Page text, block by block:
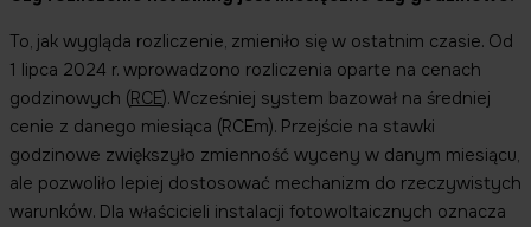
To, jak wygląda rozliczenie, zmieniło się w ostatnim czasie. Od
1 lipca 2024 r. wprowadzono rozliczenia oparte na cenach
godzinowych (RCE). Wcześniej system bazował na średniej
cenie z danego miesiąca (RCEm). Przejście na stawki
godzinowe zwiększyło zmienność wyceny w danym miesiącu,
ale pozwoliło lepiej dostosować mechanizm do rzeczywistych
warunków. Dla właścicieli instalacji fotowoltaicznych oznacza